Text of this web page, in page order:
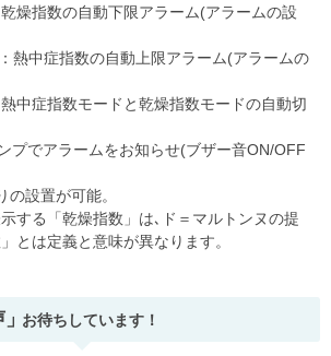
燥指数の自動下限アラーム(アラームの設
熱中症指数の自動上限アラーム(アラームの
中症指数モードと乾燥指数モードの自動切
プでアラームをお知らせ(ブザー音ON/OFF
設置が可能。
する「乾燥指数」は､ド＝マルトンヌの提
とは定義と意味が異なります。
」お待ちしています！